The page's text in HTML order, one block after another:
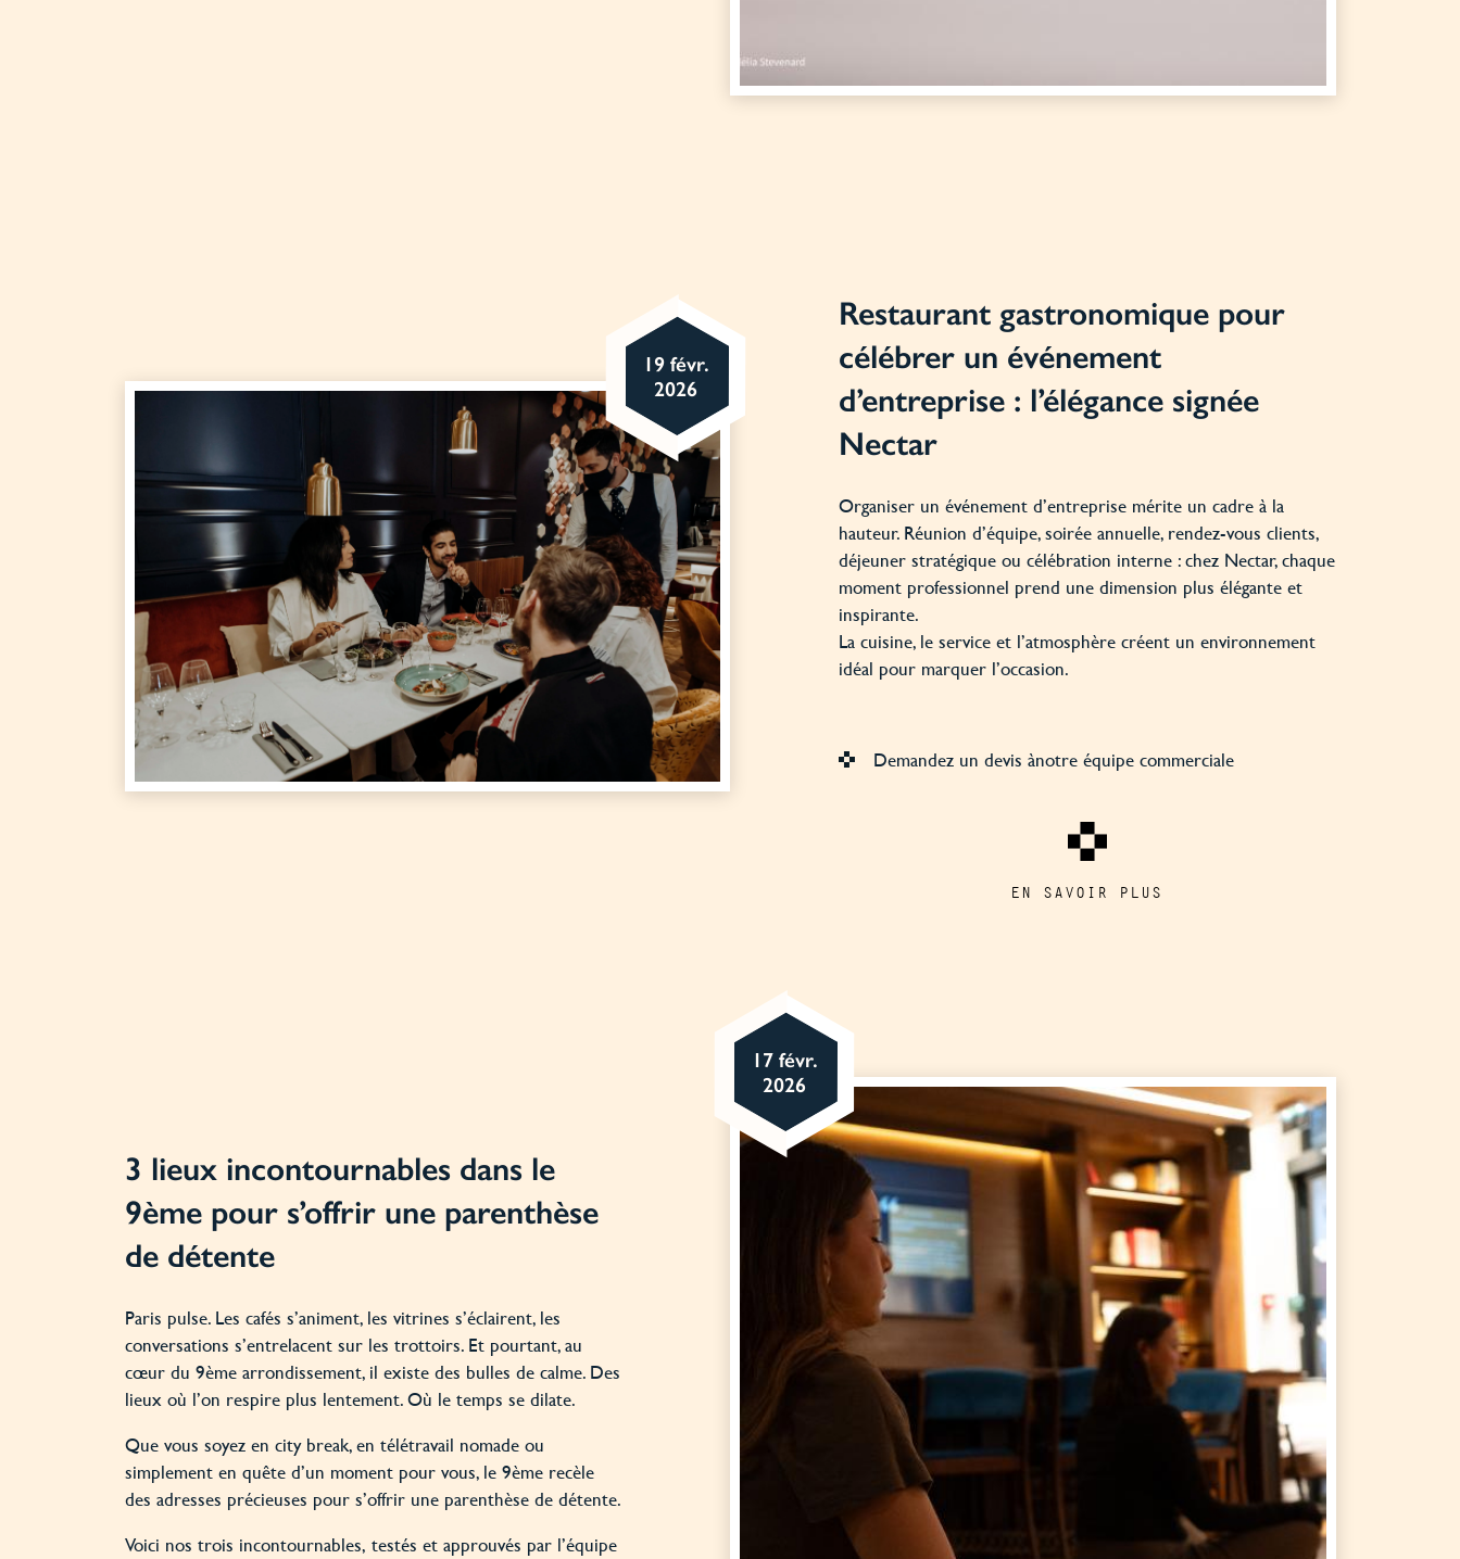
Restaurant gastronomique pour
célébrer un événement
d’entreprise : l’élégance signée
Nectar
Organiser un événement d’entreprise mérite un cadre à la
hauteur. Réunion d’équipe, soirée annuelle, rendez-vous clients,
déjeuner stratégique ou célébration interne : chez Nectar, chaque
moment professionnel prend une dimension plus élégante et
inspirante.
La cuisine, le service et l’atmosphère créent un environnement
idéal pour marquer l’occasion.
Demandez un devis ànotre équipe commerciale
EN SAVOIR PLUS
19 févr.
2026
3 lieux incontournables dans le
9ème pour s’offrir une parenthèse
de détente
Paris pulse. Les cafés s’animent, les vitrines s’éclairent, les
conversations s’entrelacent sur les trottoirs. Et pourtant, au
cœur du 9ème arrondissement, il existe des bulles de calme. Des
lieux où l’on respire plus lentement. Où le temps se dilate.
Que vous soyez en city break, en télétravail nomade ou
simplement en quête d’un moment pour vous, le 9ème recèle
des adresses précieuses pour s’offrir une parenthèse de détente.
Voici nos trois incontournables, testés et approuvés par l’équipe
17 févr.
2026